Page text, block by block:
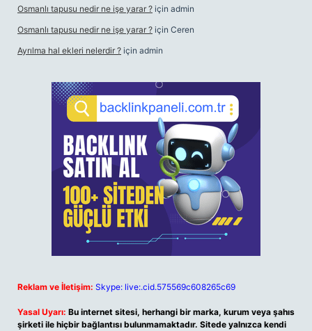
Osmanlı tapusu nedir ne işe yarar ? için admin
Osmanlı tapusu nedir ne işe yarar ? için Ceren
Ayrılma hal ekleri nelerdir ? için admin
Reklam ve İletişim: Skype: live:.cid.575569c608265c69
Yasal Uyarı: Bu internet sitesi, herhangi bir marka, kurum veya şahıs
şirketi ile hiçbir bağlantısı bulunmamaktadır. Sitede yalnızca kendi